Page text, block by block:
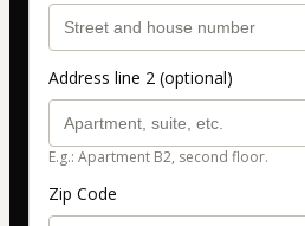
Address line 2 (optional)
E.g.: Apartment B2, second floor.
Zip Code